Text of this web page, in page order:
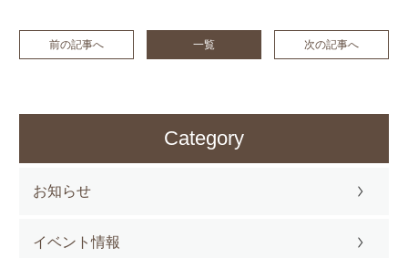
前の記事へ 一覧 次の記事へ
Category
お知らせ
イベント情報